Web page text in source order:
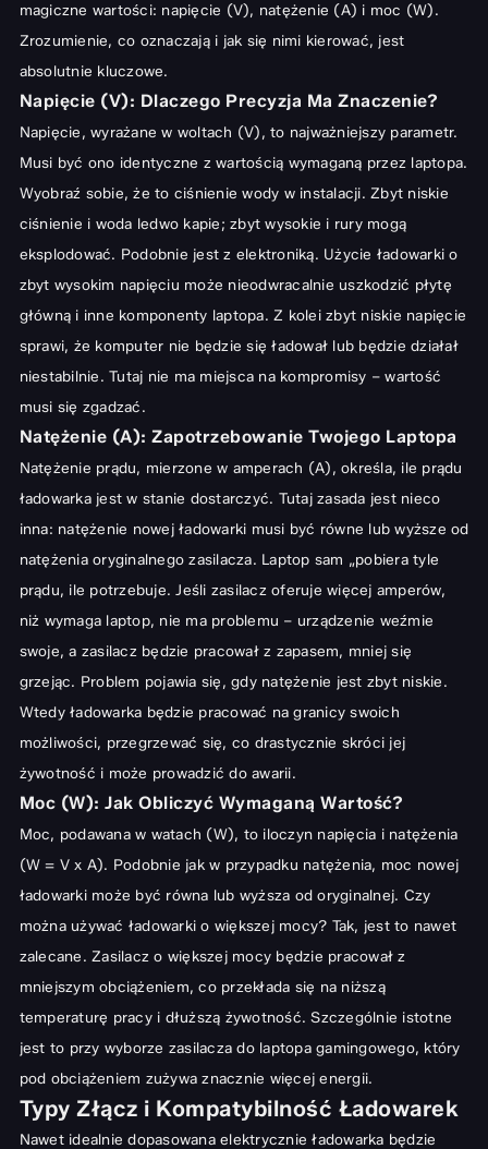
Oryginalna vs. Zamiennik: Co Jest Lepszym Wyborem?
Bezpieczeństwo i Jakość: Na Co Zwrócić Uwagę Przy
Zakupie?
Certyfikaty Bezpieczeństwa i Marka Producenta
Długość Kabla i Materiały Wykonania
Najczęstsze Błędy Przy Wyborze i Użytkowaniu Ładowarki
Co Zrobić, Gdy Laptop Nie Ładuje?
Jak Dbać o Ładowarkę i Baterię, Aby Służyły Dłużej?
Podsumowanie: Świadomy Wybór Ładowarki dla Długiej Pracy
Laptopa
magiczne wartości: napięcie (V), natężenie (A) i moc (W).
Zrozumienie, co oznaczają i jak się nimi kierować, jest
absolutnie kluczowe.
Napięcie (V): Dlaczego Precyzja Ma Znaczenie?
Napięcie, wyrażane w woltach (V), to najważniejszy parametr.
Musi być ono identyczne z wartością wymaganą przez laptopa.
Wyobraź sobie, że to ciśnienie wody w instalacji. Zbyt niskie
ciśnienie i woda ledwo kapie; zbyt wysokie i rury mogą
eksplodować. Podobnie jest z elektroniką. Użycie ładowarki o
zbyt wysokim napięciu może nieodwracalnie uszkodzić płytę
główną i inne komponenty laptopa. Z kolei zbyt niskie napięcie
sprawi, że komputer nie będzie się ładował lub będzie działał
niestabilnie. Tutaj nie ma miejsca na kompromisy – wartość
musi się zgadzać.
Natężenie (A): Zapotrzebowanie Twojego Laptopa
Natężenie prądu, mierzone w amperach (A), określa, ile prądu
ładowarka jest w stanie dostarczyć. Tutaj zasada jest nieco
inna: natężenie nowej ładowarki musi być równe lub wyższe od
natężenia oryginalnego zasilacza. Laptop sam „pobiera tyle
prądu, ile potrzebuje. Jeśli zasilacz oferuje więcej amperów,
niż wymaga laptop, nie ma problemu – urządzenie weźmie
swoje, a zasilacz będzie pracował z zapasem, mniej się
grzejąc. Problem pojawia się, gdy natężenie jest zbyt niskie.
Wtedy ładowarka będzie pracować na granicy swoich
możliwości, przegrzewać się, co drastycznie skróci jej
żywotność i może prowadzić do awarii.
Moc (W): Jak Obliczyć Wymaganą Wartość?
Moc, podawana w watach (W), to iloczyn napięcia i natężenia
(W = V x A). Podobnie jak w przypadku natężenia, moc nowej
ładowarki może być równa lub wyższa od oryginalnej. Czy
można używać ładowarki o większej mocy? Tak, jest to nawet
zalecane. Zasilacz o większej mocy będzie pracował z
mniejszym obciążeniem, co przekłada się na niższą
temperaturę pracy i dłuższą żywotność. Szczególnie istotne
jest to przy wyborze zasilacza do laptopa gamingowego, który
pod obciążeniem zużywa znacznie więcej energii.
Typy Złącz i Kompatybilność Ładowarek
Nawet idealnie dopasowana elektrycznie ładowarka będzie